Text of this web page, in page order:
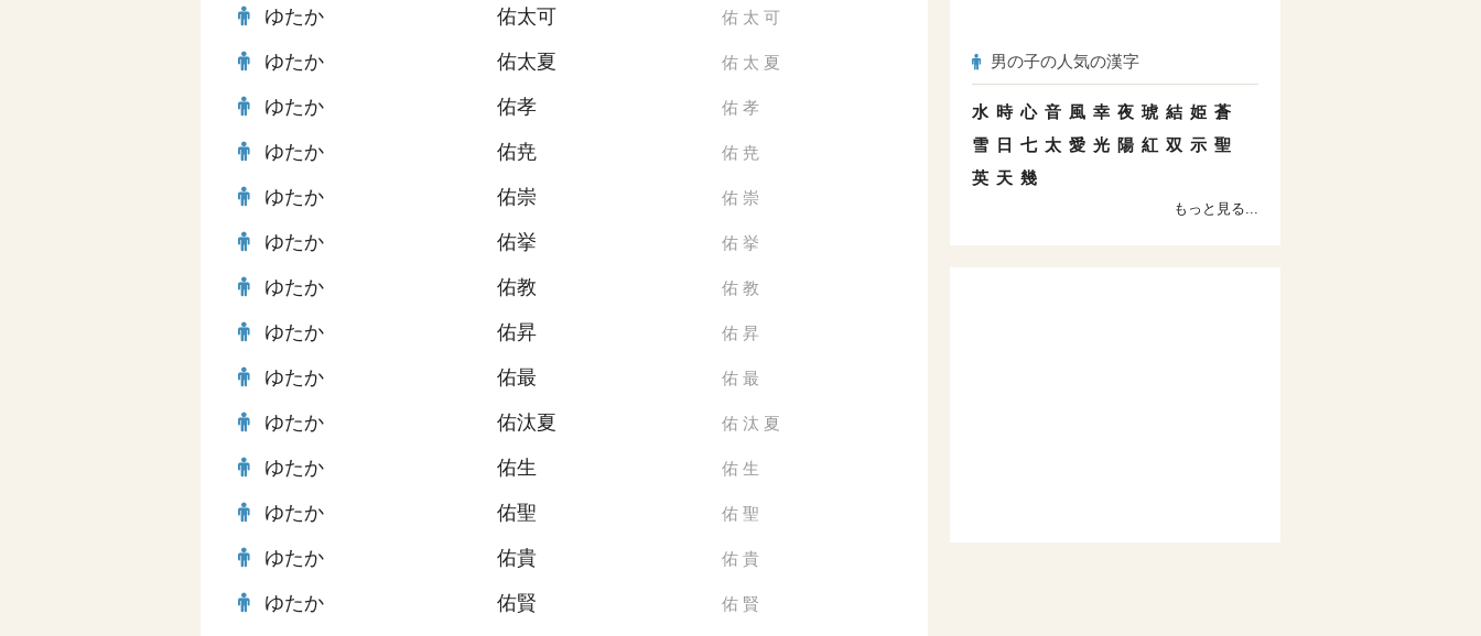
ゆたか 佑太可 佑 太 可
ゆたか 佑太夏 佑 太 夏
ゆたか 佑孝 佑 孝
ゆたか 佑尭 佑 尭
ゆたか 佑崇 佑 崇
ゆたか 佑挙 佑 挙
ゆたか 佑教 佑 教
ゆたか 佑昇 佑 昇
ゆたか 佑最 佑 最
ゆたか 佑汰夏 佑 汰 夏
ゆたか 佑生 佑 生
ゆたか 佑聖 佑 聖
ゆたか 佑貴 佑 貴
ゆたか 佑賢 佑 賢
男の子の人気の漢字
水 時 心 音 風 幸 夜 琥 結 姫 蒼
雪
日 七 太 愛 光 陽 紅 双 示 聖
英 天 幾
もっと見る...